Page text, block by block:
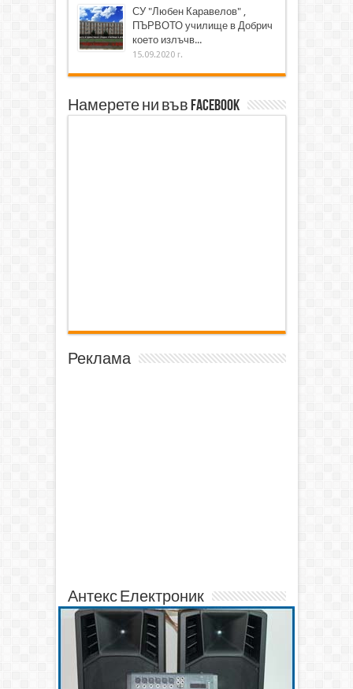
СУ "Любен Каравелов" ,
ПЪРВОТО училище в Добрич
което излъчв...
15.09.2020 г.
Намерете ни във Facebook
Реклама
Антекс Електроник